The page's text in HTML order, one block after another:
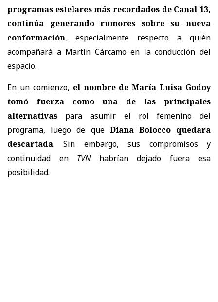
programas estelares más recordados de Canal 13,
continúa generando rumores sobre su nueva
conformación, especialmente respecto a quién
acompañará a Martín Cárcamo en la conducción del
espacio.
En un comienzo, el nombre de María Luisa Godoy
tomó fuerza como una de las principales
alternativas para asumir el rol femenino del
programa, luego de que Diana Bolocco quedara
descartada. Sin embargo, sus compromisos y
continuidad en TVNhabrían dejado fuera esa
posibilidad.